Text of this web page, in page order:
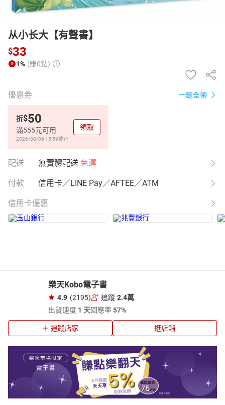
从小长大【有聲書】
$33
1% (賺0點)
優惠券 一鍵全領
折$50
滿555元可用
2026/08/09 15:59截止
領取
配送 無實體配送 免運
付款 信用卡／LINE Pay／AFTEE／ATM
信用卡優惠
樂天Kobo電子書
4.9 (2195) 追蹤 2.4萬
出貨速度 1 天回應率57%
追蹤店家 逛店舖